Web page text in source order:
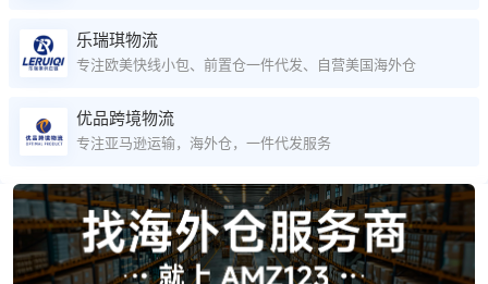
乐瑞琪物流
专注欧美快线小包、前置仓一件代发、自营美国海外仓
优品跨境物流
专注亚马逊运输，海外仓，一件代发服务